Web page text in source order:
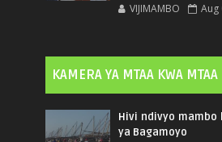
VIJIMAMBO Aug
KAMERA YA MTAA KWA MTAA
Hivi ndivyo mambo
ya Bagamoyo